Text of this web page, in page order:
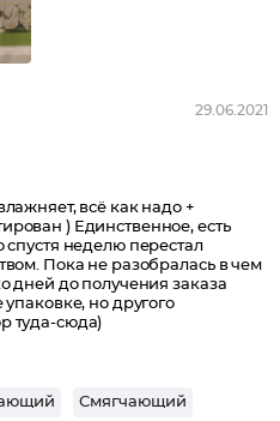
29.06.2021
всё как надо +
) Единственное, есть
спустя неделю перестал
Пока не разобралась в чем
дней до получения заказа
но другого
туда-сюда)
Смягчающий